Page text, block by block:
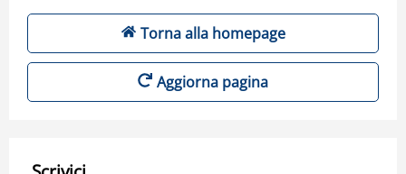
Torna alla homepage
Aggiorna pagina